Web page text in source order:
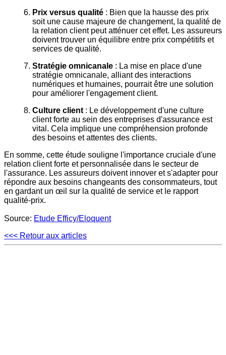
Prix versus qualité : Bien que la hausse des prix
soit une cause majeure de changement, la qualité de
la relation client peut atténuer cet effet. Les assureurs
doivent trouver un équilibre entre prix compétitifs et
services de qualité.
Stratégie omnicanale : La mise en place d'une
stratégie omnicanale, alliant des interactions
numériques et humaines, pourrait être une solution
pour améliorer l'engagement client.
Culture client : Le développement d'une culture
client forte au sein des entreprises d'assurance est
vital. Cela implique une compréhension profonde
des besoins et attentes des clients.
En somme, cette étude souligne l'importance cruciale d'une
relation client forte et personnalisée dans le secteur de
l'assurance. Les assureurs doivent innover et s'adapter pour
répondre aux besoins changeants des consommateurs, tout
en gardant un œil sur la qualité de service et le rapport
qualité-prix.
Source: Etude Efficy/Eloquent
<<< Retour aux articles